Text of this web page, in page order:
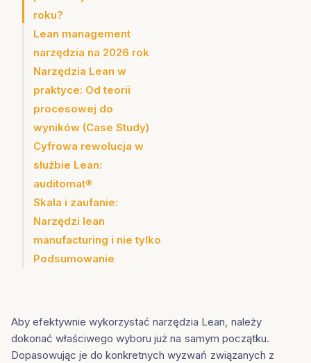
roku?
Lean management
narzędzia na 2026 rok
1. Dynamiczne VSM
(Value Stream
Mapping) wspierane
przez AI
2. E-Kanban i
integracja z
łańcuchem dostaw
(Extended Kanban)
3. Heijunka 2.0 –
Elastyczne
poziomowanie
Minute Exchange of
Die) – Krytyczniejszy
niż kiedykolwiek
Narzędzia Lean w
praktyce: Od teorii
procesowej do
wyników (Case Study)
Cyfrowa rewolucja w
służbie Lean:
auditomat®
Skala i zaufanie:
Narzędzi lean
manufacturing i nie tylko
Podsumowanie
Aby efektywnie wykorzystać narzędzia Lean, należy
dokonać właściwego wyboru już na samym początku.
Dopasowując je do konkretnych wyzwań związanych z